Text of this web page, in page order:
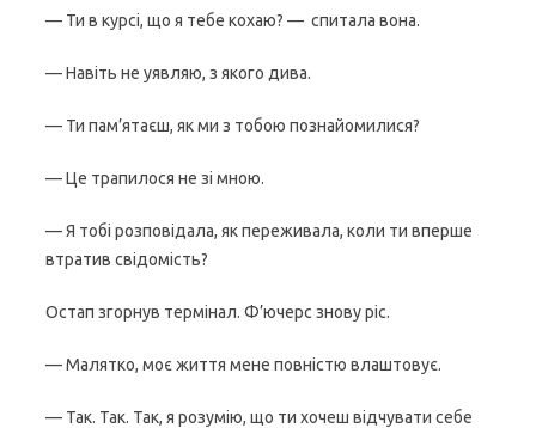
— Ти в курсі, що я тебе кохаю? — спитала вона.
— Навіть не уявляю, з якого дива.
— Ти пам’ятаєш, як ми з тобою познайомилися?
— Це трапилося не зі мною.
— Я тобі розповідала, як переживала, коли ти вперше
втратив свідомість?
Остап згорнув термінал. Ф’ючерс знову ріс.
— Малятко, моє життя мене повністю влаштовує.
— Так. Так. Так, я розумію, що ти хочеш відчувати себе